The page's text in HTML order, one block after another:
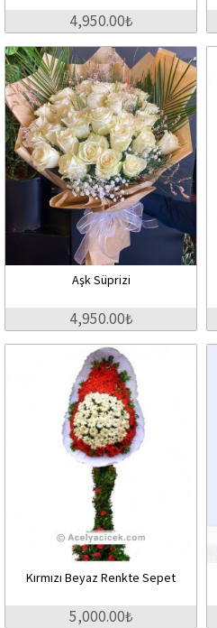
4,950.00₺
Aşk Süprizi
4,950.00₺
Kırmızı Beyaz Renkte Sepet
5,000.00₺